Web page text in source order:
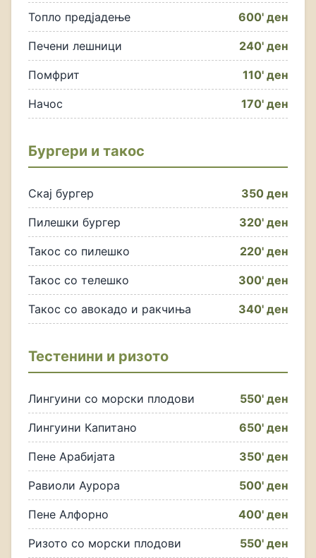
Топло предјадење 600' ден
Печени лешници 240' ден
Помфрит 110' ден
Начос 170' ден
Бургери и такос
Скај бургер 350 ден
Пилешки бургер 320' ден
Такос со пилешко 220' ден
Такос со телешко 300' ден
Такос со авокадо и ракчиња 340' ден
Тестенини и ризото
Лингуини со морски плодови 550' ден
Лингуини Капитано 650' ден
Пене Арабијата 350' ден
Равиоли Аурора 500' ден
Пене Алфорно 400' ден
Ризото со морски плодови 550' ден